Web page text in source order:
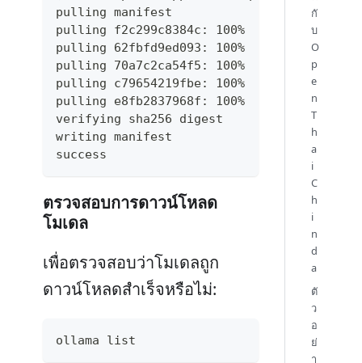
pulling manifest
pulling f2c299c8384c: 100%
pulling 62fbfd9ed093: 100%
pulling 70a7c2ca54f5: 100%
pulling c79654219fbe: 100%
pulling e8fb2837968f: 100%
verifying sha256 digest
writing manifest
success
ตรวจสอบการดาวน์โหลด
โมเดล
เพื่อตรวจสอบว่าโมเดลถูก
ดาวน์โหลดสำเร็จหรือไม่:
ollama list
กั
บ
O
p
e
n
T
h
a
i
C
h
i
n
d
a
ตั
ว
อ
ย่
า